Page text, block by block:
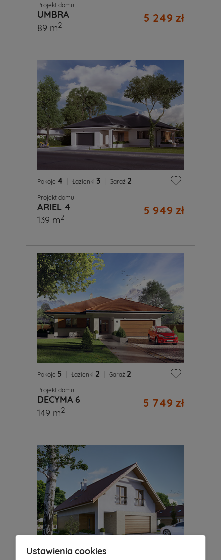
Projekt domu
UMBRA 5 249 zł
89 m2
Pokoje 4 Łazienki 3 Garaż 2
Projekt domu
ARIEL 4 5 949 zł
139 m2
Pokoje 5 Łazienki 2 Garaż 2
Projekt domu
DECYMA 6 5 749 zł
149 m2
Ustawienia cookies